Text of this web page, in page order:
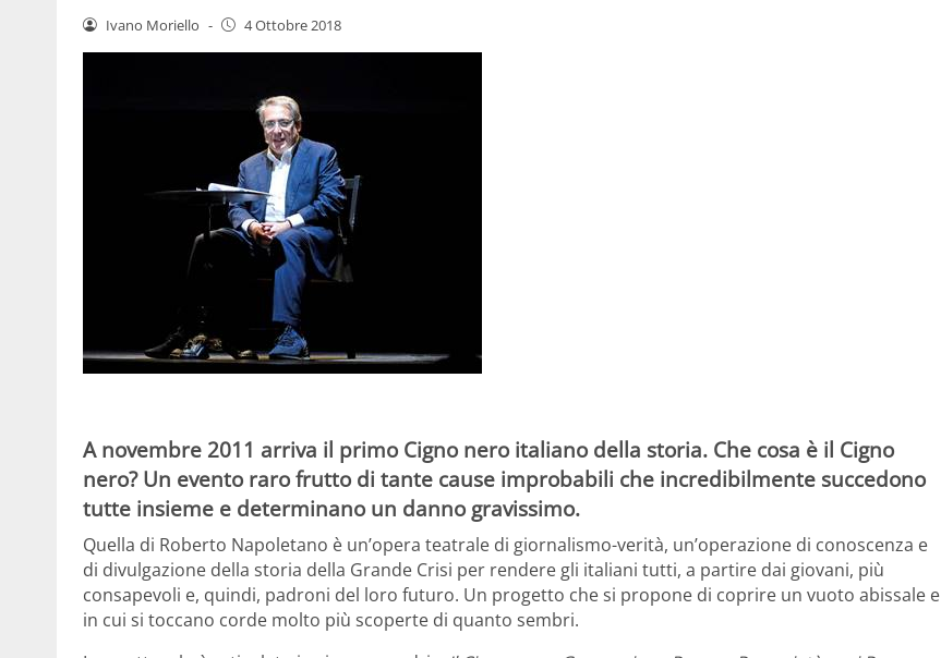
Ivano Moriello - 4 Ottobre 2018
A novembre 2011 arriva il primo Cigno nero italiano della storia. Che cosa è il Cigno
nero? Un evento raro frutto di tante cause improbabili che incredibilmente succedono
tutte insieme e determinano un danno gravissimo.
Quella di Roberto Napoletano è un’opera teatrale di giornalismo-verità, un’operazione di conoscenza e
di divulgazione della storia della Grande Crisi per rendere gli italiani tutti, a partire dai giovani, più
consapevoli e, quindi, padroni del loro futuro. Un progetto che si propone di coprire un vuoto abissale e
in cui si toccano corde molto più scoperte di quanto sembri.